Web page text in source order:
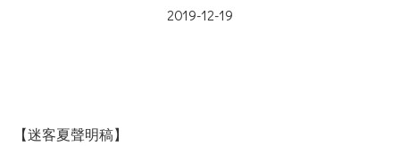
2019-12-19
【迷客夏聲明稿】